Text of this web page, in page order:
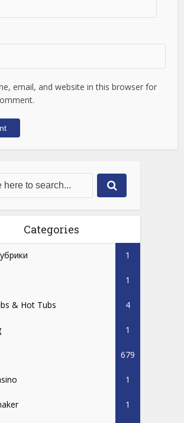
email, and website in this browser for
Categories
1
1
& Hot Tubs 4
1
679
1
1